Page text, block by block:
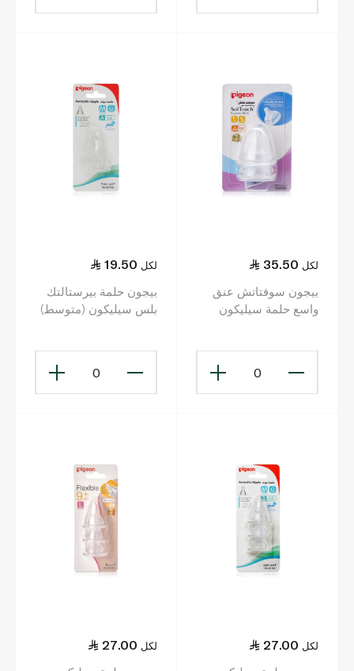
35.50 لكل
بيجون سوفتاتش عنق
واسع حلمة سيليكون
0
19.50 لكل
بيجون حلمة بيرستالتك
بلس سيليكون (متوسط)
0
27.00 لكل 27.00 لكل